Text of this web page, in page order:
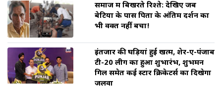
समाज में बिखरते रिश्ते: देखिए जब
बेटियों के पास पिता के अंतिम दर्शन का
भी वक्त नहीं बचा!
इंतजार की घड़ियां हुई खत्म, शेर-ए-पंजाब
टी-20 लीग का हुआ शुभारंभ, शुभमन
गिल समेत कई स्टार क्रिकेटर्स का दिखेगा
जलवा